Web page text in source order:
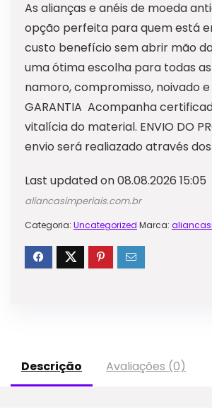
As alianças e anéis de moeda
opção perfeita para quem está
custo benefício sem abrir mão
uma ótima escolha para todas
namoro, compromisso, noivado
GARANTIA Acompanha
vitalícia do material. ENVIO DO
envio será realiazado através
Last updated on 08.08.2026 15:05
aliancasimperiais.com.br
Categoria: Uncategorized Marca:
Descrição Avaliações (0)